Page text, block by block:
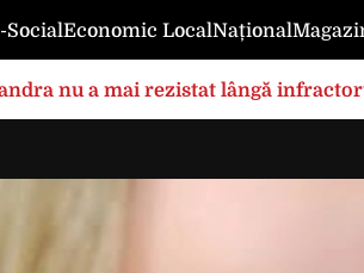
Economic LocalNațional
nu a mai rezistat lângă